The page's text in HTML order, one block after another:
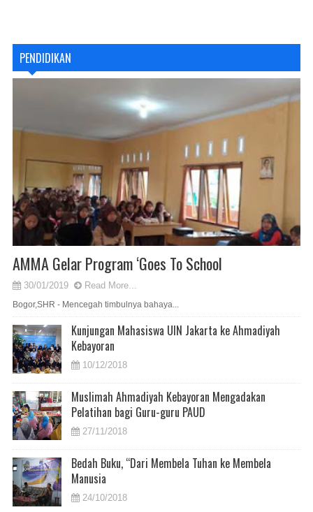
PENDIDIKAN
AMMA Gelar Program ‘Goes To School
30/01/2019 Read More...
Bogor,SHR - Mencegah timbulnya bahaya...
Kunjungan Mahasiswa UIN Jakarta ke Ahmadiyah
Kebayoran
10/12/2018
Muslimah Ahmadiyah Kebayoran Mengadakan
Pelatihan bagi Guru-guru PAUD
27/11/2018
Bedah Buku, “Dari Membela Tuhan ke Membela
Manusia
24/10/2018